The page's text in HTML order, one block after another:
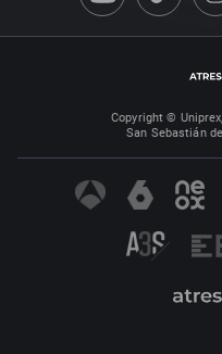
Copyright ©
San Sebastián